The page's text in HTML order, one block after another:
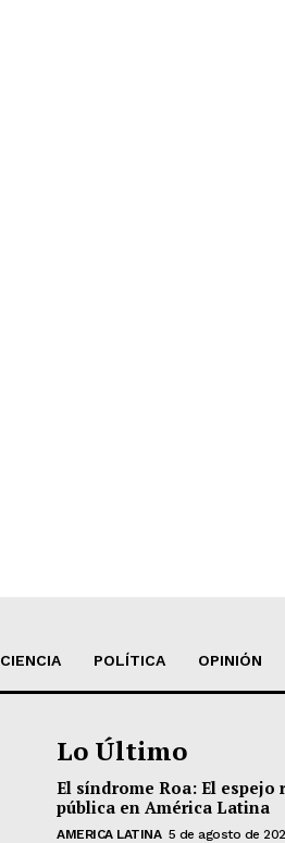
CIENCIA POLÍTICA OPINIÓN
Lo Último
El síndrome Roa: El espejo
pública en América Latina
AMERICA LATINA 5 de agosto de